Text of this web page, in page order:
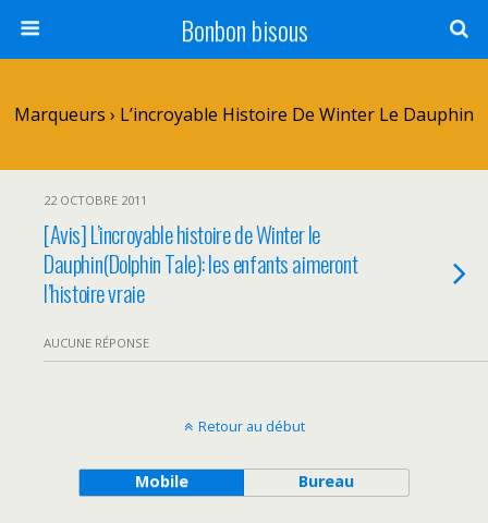
Bonbon bisous
Marqueurs › L’incroyable Histoire De Winter Le Dauphin
22 OCTOBRE 2011
[Avis] L’incroyable histoire de Winter le
Dauphin(Dolphin Tale): les enfants aimeront
l’histoire vraie
AUCUNE RÉPONSE
Retour au début
Mobile Bureau